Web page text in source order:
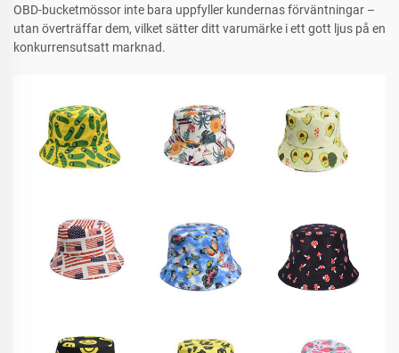
OBD-bucketmössor inte bara uppfyller kundernas förväntningar –
utan överträffar dem, vilket sätter ditt varumärke i ett gott ljus på en
konkurrensutsatt marknad.